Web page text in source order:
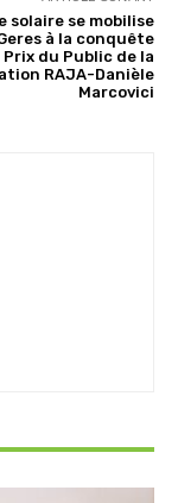
solaire se mobilise
à la conquête
Prix du Public de la
RAJA-Danièle
Marcovici